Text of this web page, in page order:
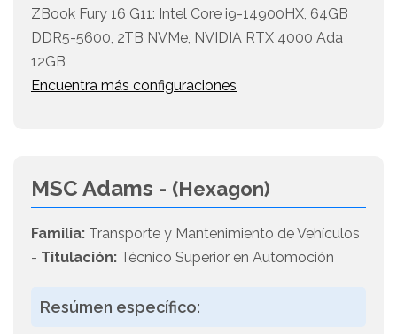
ZBook Fury 16 G11: Intel Core i9-14900HX, 64GB
DDR5-5600, 2TB NVMe, NVIDIA RTX 4000 Ada
12GB
Encuentra más configuraciones
MSC Adams - (Hexagon)
Familia: Transporte y Mantenimiento de Vehículos
- Titulación: Técnico Superior en Automoción
Resúmen específico: